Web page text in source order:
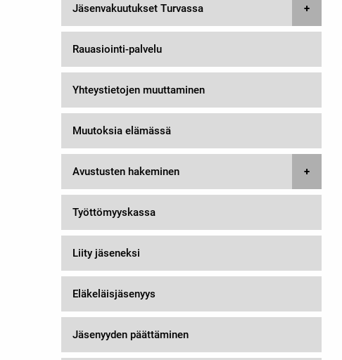
Jäsenvakuutukset Turvassa
Rauasiointi-palvelu
Yhteystietojen muuttaminen
Muutoksia elämässä
Avustusten hakeminen
Työttömyyskassa
Liity jäseneksi
Eläkeläisjäsenyys
Jäsenyyden päättäminen